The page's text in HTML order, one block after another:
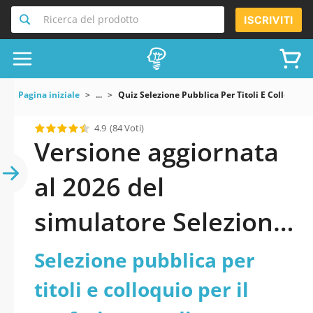
Ricerca del prodotto ISCRIVITI
Pagina iniziale ... Quiz Selezione Pubblica Per Titoli E
4.9 (84 Voti)
Versione aggiornata
al 2026 del
simulatore Selezione
pubblica per titoli e
colloquio per il
Selezione pubblica per
titoli e colloquio per il